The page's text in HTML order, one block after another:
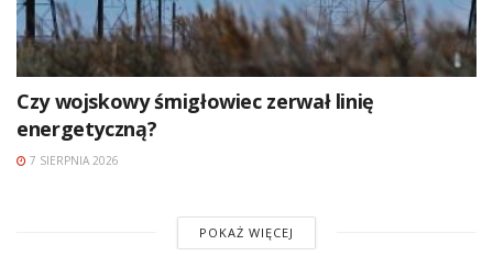
Czy wojskowy śmigłowiec zerwał linię
energetyczną?
7 SIERPNIA 2026
POKAŻ WIĘCEJ